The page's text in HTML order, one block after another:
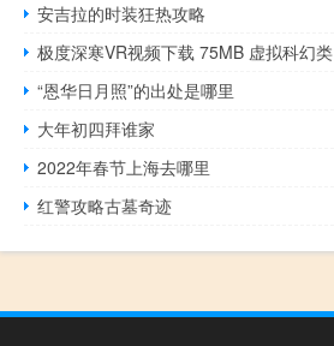
安吉拉的时装狂热攻略
极度深寒VR视频下载 75MB 虚拟科幻类
“恩华日月照”的出处是哪里
大年初四拜谁家
2022年春节上海去哪里
红警攻略古墓奇迹